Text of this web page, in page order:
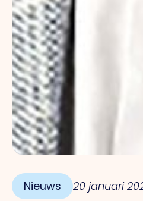
Nieuws 20 januari